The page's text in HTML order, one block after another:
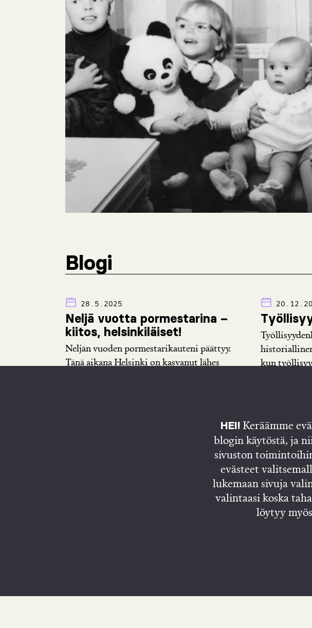
Blogi
28.5.2025
Neljä vuotta pormestarina –
kiitos, helsinkiläiset!
Neljän vuoden pormestarikauteni päättyy.
Tänä aikana Helsinki on kasvanut lähes
kun
HEI! Keräämme
blogin käytöstä, ja
sivuston
evästeet
lukemaan sivuja
valintaasi koska
löytyy